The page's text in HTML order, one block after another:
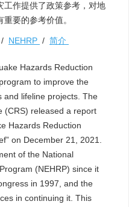
工作提供了政策参考，对地
要的参考价值。
/ NEHRP / 简介
Hazards Reduction
to improve the
and lifeline projects. The
(CRS) released a report
Hazards Reduction
on December 21, 2021.
of the National
(NEHRP) since it
in 1997, and the
in continuing it. This